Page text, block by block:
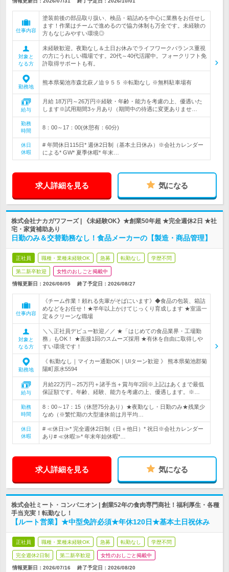
仕事内容
塗装前後の部品取り扱い、検品・箱詰めを中心に業務をお任せし
ます！作業はチームで進めるので協力体制も万全です。未経験の
方もなじみやすい環境◎
対象と
なる方
未経験歓迎。夜勤なし＆土日お休みでライフワークバランス重視
の方にうれしい職場です。20代～40代活躍中。フォークリフト免
許取得サポートも有。
勤務地
熊本県菊池市森北萩ノ迫９５５ ※転勤なし ※無料駐車場有
給与
月給 18万円～26万円※経験・年齢・能力を考慮の上、優遇いた
します※試用期間3ヶ月あり（期間中の待遇に変更ありませ…
勤務
時間
8：00～17：00(休憩有：60分)
休日
休暇
# 年間休日115日* 週休2日制（基本土日休み）※会社カレンダー
による* GW* 夏季休暇* 年末…
求人詳細を見る 気になる
株式会社ナカガワフーズ | 《未経験OK》★創業50年超 ★完全週休2日 ★社
宅・家賃補助あり
日勤のみ＆交替勤務なし！食品メーカーの【製造・商品管理】
正社員 職種・業種未経験OK 急募 転勤なし 学歴不問
第二新卒歓迎 女性のおしごと掲載中
情報更新日：2026/08/05 終了予定日： 2026/08/27
仕事内容
《チーム作業！頼れる先輩がそばにいます》◆食品の包装、箱詰
めなどをお任せ！★半年以上かけてじっくり育成します ★室温一
定＆クリーンな職場
対象と
なる方
＼＼正社員デビュー歓迎／／ ★「はじめての食品業界・工場勤
務」もOK！ ★面接1回のスムーズ採用 ★有休を自由に取得しや
すい環境です！
勤務地
《 転勤なし｜マイカー通勤OK｜UIターン歓迎 》 熊本県菊池郡菊
陽町原水5594
給与
月給22万円～25万円＋諸手当＋賞与年2回※上記はあくまで最低
保証額です。年齢、経験、能力を考慮の上、優遇します。※…
勤務
時間
8：00～17：15（休憩75分あり）★夜勤なし・日勤のみ★残業少
なめ（※繁忙期の大型連休前は月平均…
休日
休暇
# ≪休日≫* 完全週休2日制（日＋他日）* 祝日※会社カレンダー
あり# ≪休暇≫* 年末年始休暇*…
求人詳細を見る 気になる
株式会社ミート・コンパニオン | 創業52年の食肉専門商社！福利厚生・各種
手当充実！転勤なし！
【ルート営業】★中型免許必須★年休120日★基本土日祝休み
正社員 職種・業種未経験OK 急募 転勤なし 学歴不問
完全週休2日制 第二新卒歓迎 女性のおしごと掲載中
情報更新日：2026/07/16 終了予定日： 2026/08/20